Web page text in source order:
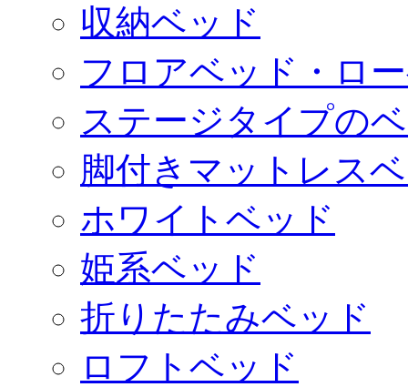
収納ベッド
フロアベッド・ロ
ステージタイプの
脚付きマットレス
ホワイトベッド
姫系ベッド
折りたたみベッド
ロフトベッド